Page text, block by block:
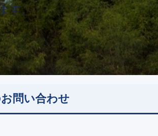
す。
問い合わせ